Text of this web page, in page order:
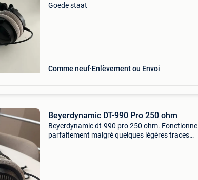
Goede staat
Comme neuf Enlèvement ou Envoi
Beyerdynamic DT-990 Pro 250 ohm
Beyerdynamic dt-990 pro 250 ohm. Fonctionne
parfaitement malgré quelques légères traces